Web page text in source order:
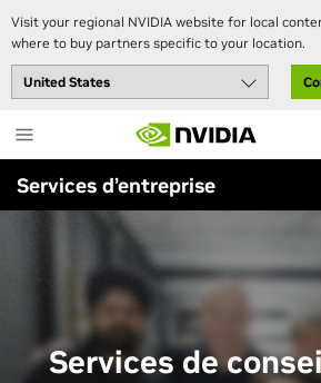
Visit your regional NVIDIA website for local
where to buy partners specific to your location.
to
main
content
Services d’entreprise
Services de